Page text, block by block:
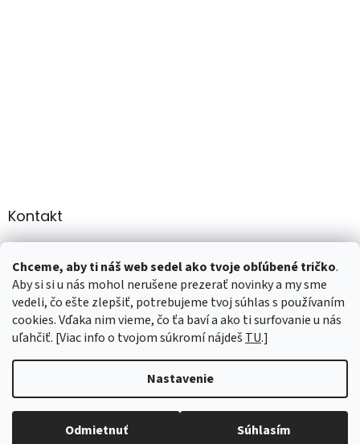
Chceme, aby ti náš web sedel ako tvoje obľúbené tričko.
Aby si si u nás mohol nerušene prezerať novinky a my sme
vedeli, čo ešte zlepšiť, potrebujeme tvoj súhlas s používaním
cookies. Vďaka nim vieme, čo ťa baví a ako ti surfovanie u nás
uľahčiť. [Viac info o tvojom súkromí nájdeš TU.]
Nastavenie
Odmietnuť Súhlasím
Kontakt
+421 907947783
Vytvoril Shoptet
Copyright 2026marTee.sk. Všetky práva vyhradené.Upraviť